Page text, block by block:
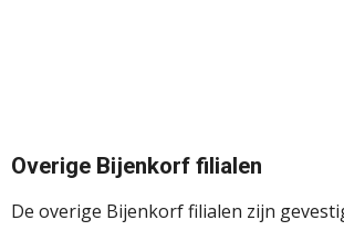
Overige Bijenkorf filialen
De overige Bijenkorf filialen zijn